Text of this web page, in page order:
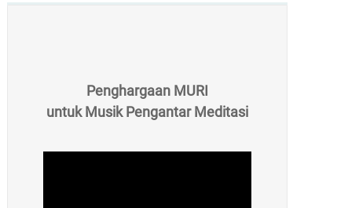
Penghargaan MURI
untuk Musik Pengantar Meditasi